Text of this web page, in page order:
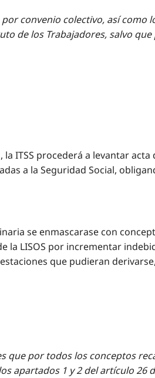
convenio colectivo, así
de los Trabajadores, salvo
ITSS procederá a levantar
a la Seguridad Social,
se enmascarase con
LISOS por incrementar
que pudieran
por todos los conceptos
apartados 1 y 2 del artículo 26